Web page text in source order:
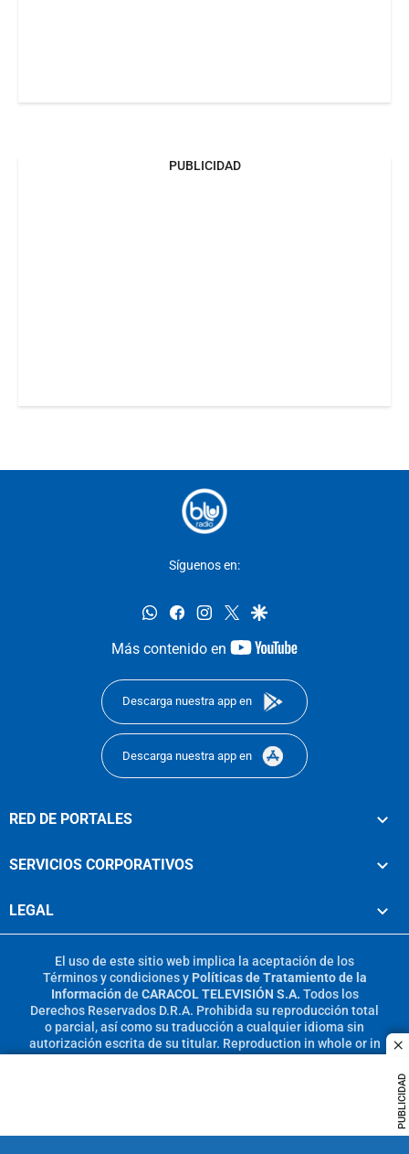
PUBLICIDAD
PUBLICIDAD
Síguenos en:
whatsappfacebookinstagram
twittergoogle
Más contenido en
youtube-
Descarga nuestra app en
Descarga nuestra app en
RED DE PORTALES
SERVICIOS CORPORATIVOS
LEGAL
El uso de este sitio web implica la aceptación de los
Términos y condicionesy Políticas de Tratamiento de la
Información de CARACOL TELEVISIÓN S.A. Todos los
Derechos Reservados D.R.A. Prohibida su reproducción total
o parcial, así como su traducción a cualquier idioma sin
autorización escrita de su titular. Reproduction in whole or in